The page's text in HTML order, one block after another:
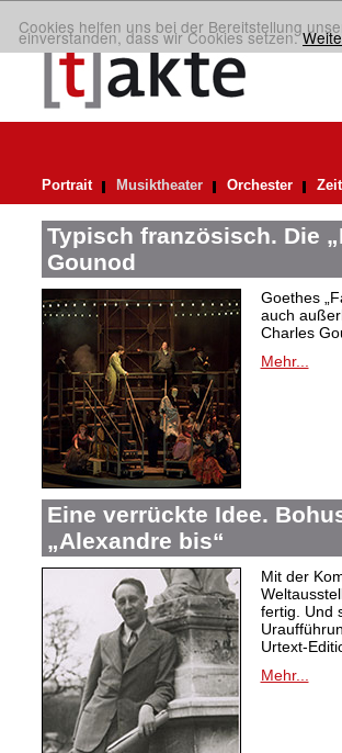
Cookies helfen uns bei der Bereitstellung
einverstanden, dass wir Cookies setzen.
Portrait Musiktheater Orchester
Typisch französisch. Die
Gounod
Goethes
auch
Charles
Mehr...
Eine verrückte Idee.
„Alexandre bis“
Mit der
fertig. Und
Urtext-
Mehr...